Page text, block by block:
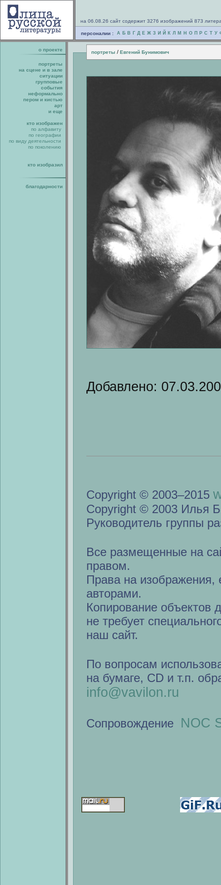
на 06.08.26 сайт содержит 3276 изображений 873
персоналии : А Б В Г Д Е Ж З И Й К Л М Н О П Р С Т У
о проекте портреты / Евгений Бунимович
портреты
на сцене и в зале
ситуации
групповые
события
неформально
пером и кистью
арт
и еще
кто изображен
по алфавиту
по географии
по виду деятельности
по поколению
кто изобразил
благодарности
Добавлено:
Copyright © 2003–2015
Copyright © 2003 Илья
Руководитель группы
Все размещенные на
правом.
Права на изображения,
авторами.
Копирование объектов
не требует
наш сайт.
По вопросам
на бумаге, CD и т.п.
info@vavilon.ru
Сопровождение NOC